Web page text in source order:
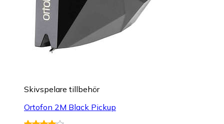
Skivspelare tillbehör
Ortofon 2M Black Pickup